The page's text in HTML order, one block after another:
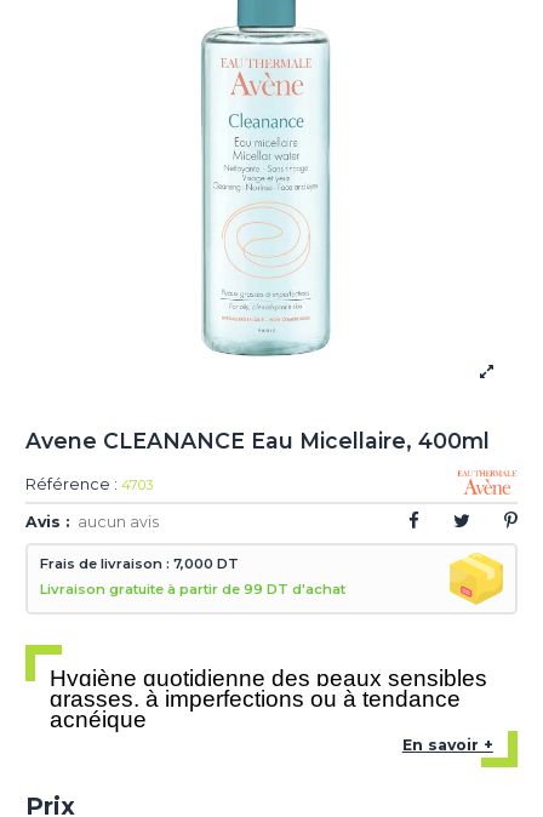
Avene CLEANANCE Eau Micellaire, 400ml
Référence : 4703
Avis : aucun avis
Frais de livraison : 7,000 DT
Livraison gratuite à partir de 99 DT d'achat
Hygiène quotidienne des peaux sensibles
grasses, à imperfections ou à tendance
acnéique
En savoir +
Prix